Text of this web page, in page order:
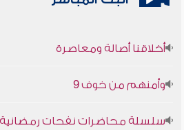
أخلاقنا أصالة ومعاصرة
وأمنهم من خوف 9